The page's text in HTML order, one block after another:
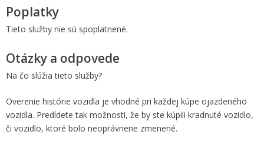
Poplatky
Tieto služby nie sú spoplatnené.
Otázky a odpovede
Na čo slúžia tieto služby?
Overenie histórie vozidla je vhodné pri každej kúpe ojazdeného
vozidla. Predídete tak možnosti, že by ste kúpili kradnuté vozidlo,
či vozidlo, ktoré bolo neoprávnene zmenené.